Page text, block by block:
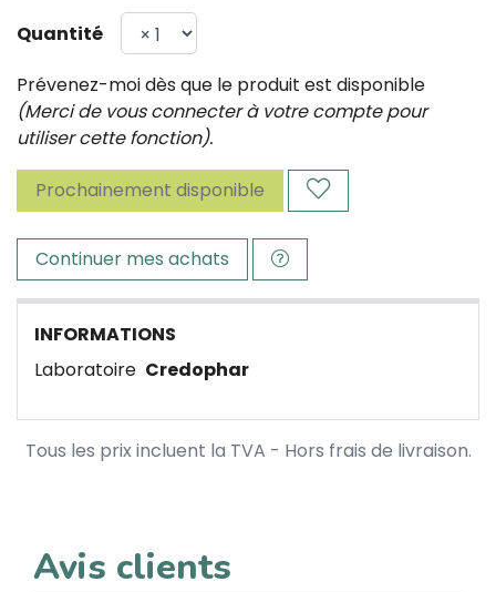
Quantité
Prévenez-moi dès que le produit est disponible
(Merci de vous connecter à votre compte pour
utiliser cette fonction).
Prochainement disponible
Continuer mes achats
INFORMATIONS
Laboratoire Credophar
Tous les prix incluent la TVA - Hors frais de livraison.
Avis clients